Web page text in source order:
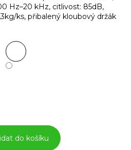
do košíku
Hz–20 kHz, citlivost: 85dB,
ks, přibalený kloubový držák